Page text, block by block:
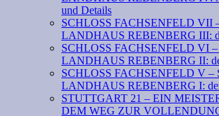
und Details
SCHLOSS FACHSENFELD VII
LANDHAUS REBENBERG III:
SCHLOSS FACHSENFELD VI
LANDHAUS REBENBERG II:
SCHLOSS FACHSENFELD V –
LANDHAUS REBENBERG I:
STUTTGART 21 – EIN
DEM WEG ZUR